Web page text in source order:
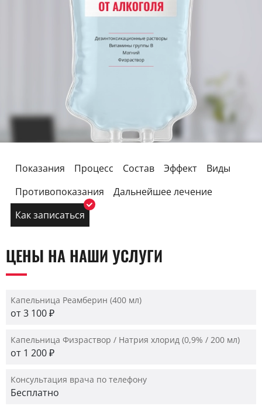
Показания Процесс Состав Эффект
Виды
Противопоказания
Дальнейшее лечение
Как записаться
ЦЕНЫ НА НАШИ УСЛУГИ
Капельница Реамберин (400 мл)
от 3 100 ₽
Капельница Физраствор / Натрия хлорид (0,9% / 200 мл)
от 1 200 ₽
Консультация врача по телефону
Бесплатно